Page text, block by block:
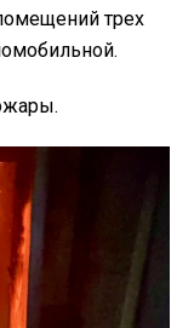
трех